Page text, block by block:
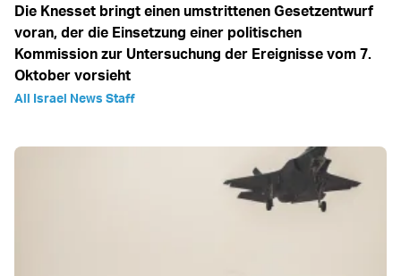
Die Knesset bringt einen umstrittenen Gesetzentwurf
voran, der die Einsetzung einer politischen
Kommission zur Untersuchung der Ereignisse vom 7.
Oktober vorsieht
All Israel News Staff